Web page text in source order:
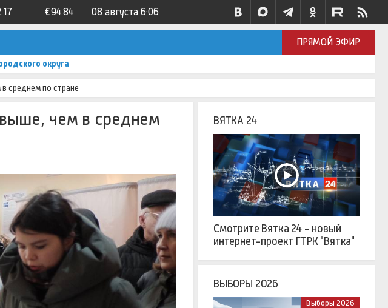
€94.84 08 августа 6:06
ПРЯМОЙ ЭФИР
округа
среднем по стране
выше, чем в среднем
ВЯТКА 24
Смотрите Вятка 24 - новый
интернет-проект ГТРК "Вятка"
ВЫБОРЫ 2026
Выборы 2026